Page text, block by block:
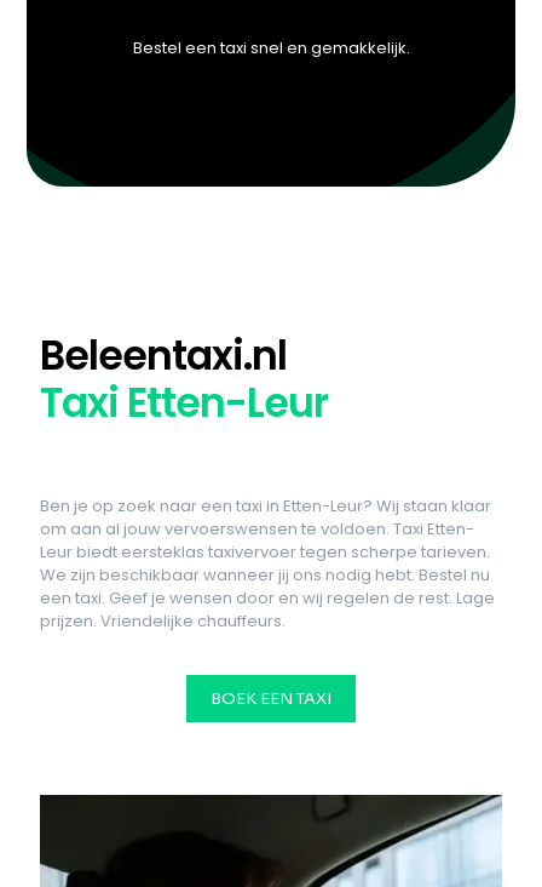
Bestel een taxi snel en gemakkelijk.
Beleentaxi.nl
Taxi Etten-Leur
Ben je op zoek naar een taxi in Etten-Leur? Wij staan klaar
om aan al jouw vervoerswensen te voldoen. Taxi Etten-
Leur biedt eersteklas taxivervoer tegen scherpe tarieven.
We zijn beschikbaar wanneer jij ons nodig hebt. Bestel nu
een taxi. Geef je wensen door en wij regelen de rest. Lage
prijzen. Vriendelijke chauffeurs.
BOEK EEN TAXI